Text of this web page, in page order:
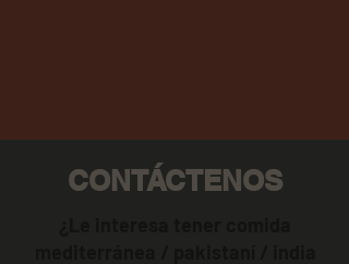
CONTÁCTENOS